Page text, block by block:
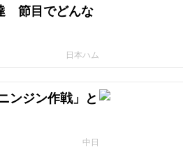
節目でどんな
日本ハム
ンジン作戦」と
中日